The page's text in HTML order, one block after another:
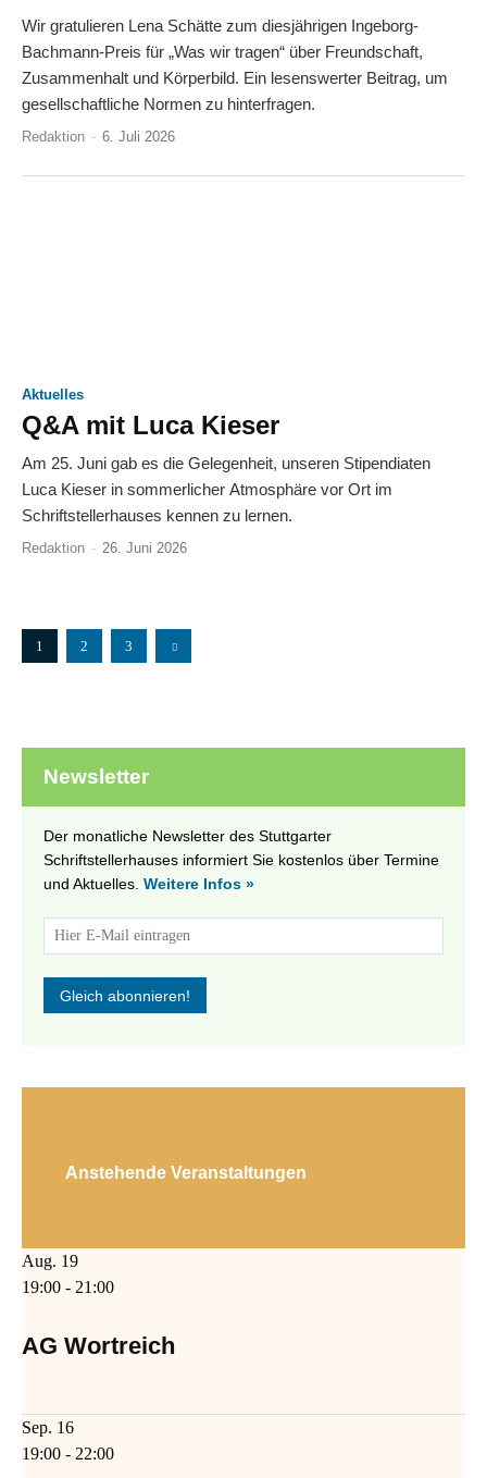
Wir gratulieren Lena Schätte zum diesjährigen Ingeborg-
Bachmann-Preis für „Was wir tragen“ über Freundschaft,
Zusammenhalt und Körperbild. Ein lesenswerter Beitrag, um
gesellschaftliche Normen zu hinterfragen.
Redaktion - 6. Juli 2026
Aktuelles
Q&A mit Luca Kieser
Am 25. Juni gab es die Gelegenheit, unseren Stipendiaten
Luca Kieser in sommerlicher Atmosphäre vor Ort im
Schriftstellerhauses kennen zu lernen.
Redaktion - 26. Juni 2026
1 2 3
Newsletter
Der monatliche Newsletter des Stuttgarter
Schriftstellerhauses informiert Sie kostenlos über Termine
und Aktuelles. Weitere Infos »
Anstehende Veranstaltungen
Aug. 19
19:00 - 21:00
AG Wortreich
Sep. 16
19:00 - 22:00